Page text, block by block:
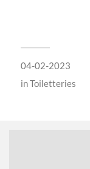
04-02-2023
inToiletteries